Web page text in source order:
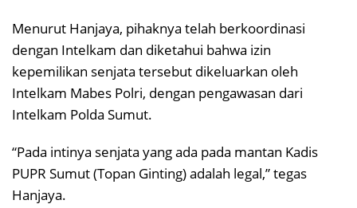
Menurut Hanjaya, pihaknya telah berkoordinasi
dengan Intelkam dan diketahui bahwa izin
kepemilikan senjata tersebut dikeluarkan oleh
Intelkam Mabes Polri, dengan pengawasan dari
Intelkam Polda Sumut.
“Pada intinya senjata yang ada pada mantan Kadis
PUPR Sumut (Topan Ginting) adalah legal,” tegas
Hanjaya.